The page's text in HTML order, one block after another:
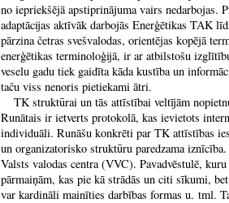
no iepriekšējā apstiprinājuma vairs nedarbojas.
adaptācijas aktīvāk darbojās Enerģētikas TAK
pārzina četras svešvalodas, orientējas kopējā
enerģētikas terminoloģijā, ir ar atbilstošu
veselu gadu tiek gaidīta kāda kustība un
taču viss nenoris pietiekami ātri.
TK struktūrai un tās attīstībai veltījām
Runātais ir ietverts protokolā, kas ievietots
individuāli. Runāšu konkrēti par TK attīstības
un organizatorisko struktūru paredzama
Valsts valodas centra (VVC). Pavadvēstulē,
pārmaiņām, kas pie kā strādās un citi sīkumi,
var kardināli mainīties darbības formas u. tml.